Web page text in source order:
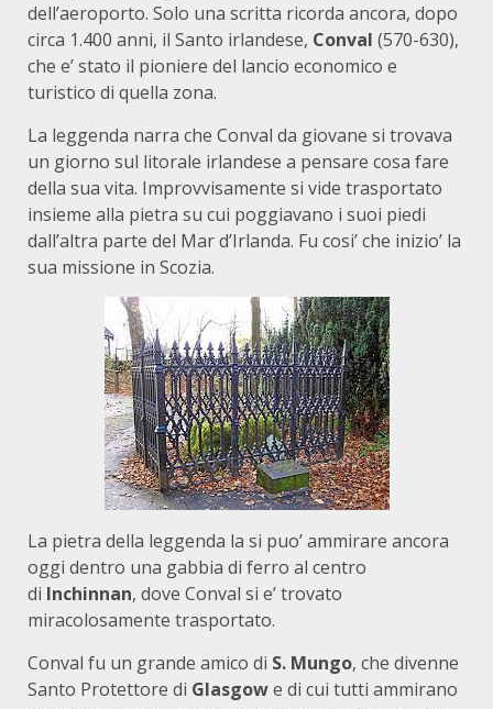
dell’aeroporto. Solo una scritta ricorda ancora, dopo
circa 1.400 anni, il Santo irlandese, Conval (570-630),
che e’ stato il pioniere del lancio economico e
turistico di quella zona.
La leggenda narra che Conval da giovane si trovava
un giorno sul litorale irlandese a pensare cosa fare
della sua vita. Improvvisamente si vide trasportato
insieme alla pietra su cui poggiavano i suoi piedi
dall’altra parte del Mar d’Irlanda. Fu cosi’ che inizio’ la
sua missione in Scozia.
La pietra della leggenda la si puo’ ammirare ancora
oggi dentro una gabbia di ferro al centro
di Inchinnan, dove Conval si e’ trovato
miracolosamente trasportato.
Conval fu un grande amico di S. Mungo, che divenne
Santo Protettore di Glasgowe di cui tutti ammirano